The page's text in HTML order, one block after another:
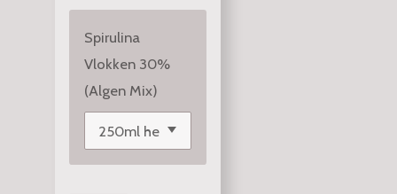
Spirulina
Vlokken 30%
(Algen Mix)